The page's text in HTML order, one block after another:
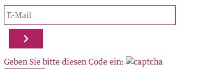
141
00 50
Geben Sie bitte diesen Code ein: